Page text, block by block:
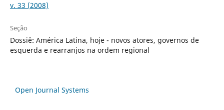
v. 33 (2008)
Seção
Dossiê: América Latina, hoje - novos atores, governos de
esquerda e rearranjos na ordem regional
Open Journal Systems